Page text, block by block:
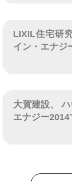
LIXIL住宅研
イン・エナジ
大賀建設、
エナジー